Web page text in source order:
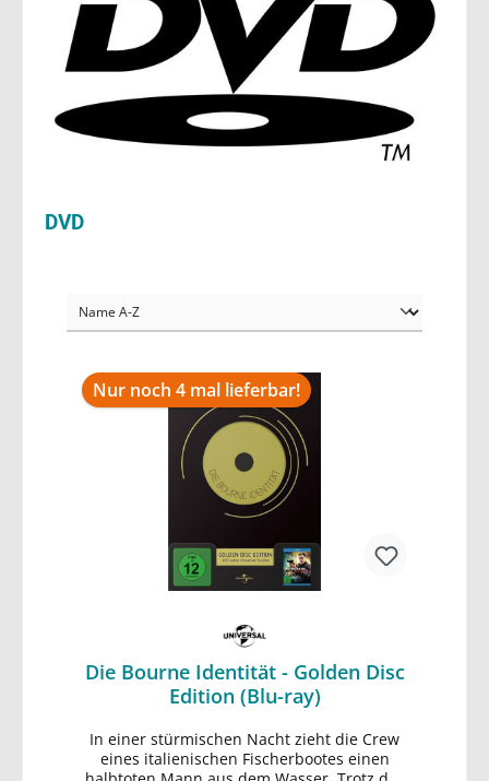
DVD
Nur noch 4 mal lieferbar!
Die Bourne Identität - Golden Disc
Edition (Blu-ray)
In einer stürmischen Nacht zieht die Crew
eines italienischen Fischerbootes einen
In den Warenkorb